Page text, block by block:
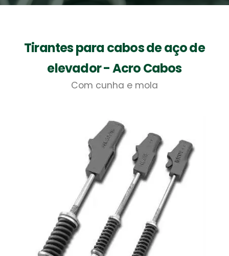
Tirantes para cabos de aço de
elevador - Acro Cabos
Com cunha e mola